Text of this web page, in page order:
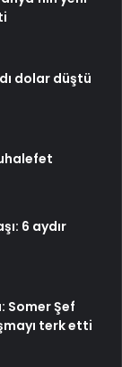
dolar düştü
6 aydır
Somer Şef
terk etti